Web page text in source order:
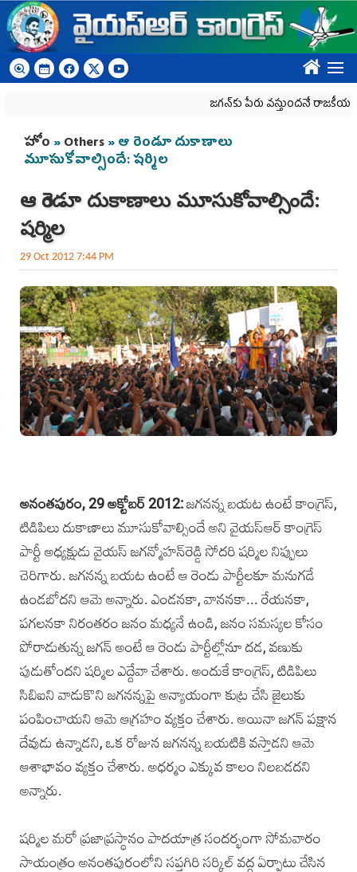
Skip to main content
????
జగన్‌కు పేరు వస్తుందనే రాజకీయ కక్షతో దిశ
You are here
హోం »Others» ఆ రెండూ దుకాణాలు
మూసుకోవాల్సిందే: షర్మిల
ఆ రెండూ దుకాణాలు మూసుకోవాల్సిందే:
షర్మిల
29 Oct 2012 7:44 PM
అనంతపురం, 29 అక్టోబర్‌ 2012:జగనన్న బయట ఉంటే కాంగ్రెస్‌,
టిడిపిలు దుకాణాలు మూసుకోవాల్సిందే అని వైయస్‌ఆర్‌ కాంగ్రెస్‌
పార్టీ అధ్యక్షుడు వైయస్‌ జగన్మోహన్‌రెడ్డి సోదరి షర్మిల నిప్పులు
చెరిగారు. జగనన్న బయట ఉంటే ఆ రెండు పార్టీలకూ మనుగడే
ఉండబోదని ఆమె అన్నారు. ఎండనకా, వాననకా... రేయనకా,
పగలనకా నిరంతరం జనం మధ్యనే ఉండి, జనం సమస్యల కోసం
పోరాడుతున్న జగన్‌ అంటే ఆ రెండు పార్టీల్లోనూ దడ, వణుకు
పుడుతోందని షర్మిల ఎద్దేవా చేశారు. అందుకే కాంగ్రెస్‌, టిడిపిలు
సిబిఐని వాడుకొని జగనన్నపై అన్యాయంగా కుట్ర చేసి జైలుకు
పంపించాయని ఆమె ఆగ్రహం వ్యక్తం చేశారు. అయినా జగన్ పక్షాన
దేవుడు ఉన్నాడని, ఒక రోజున జగనన్న బయటికి వస్తాడని ఆమె
ఆశాభావం వ్యక్తం చేశారు. అధర్మం ఎక్కువ కాలం నిలబడదని
అన్నారు.
షర్మిల మరో ప్రజాప్రస్థానం పాదయాత్ర సందర్భంగా సోమవారం
సాయంత్రం అనంతపురంలోని సప్తగిరి సర్కిల్‌ వద్ద ఏర్పాటు చేసిన